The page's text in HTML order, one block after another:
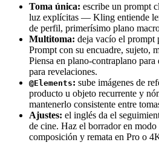
Toma única: escribe un prompt
luz explícitas — Kling entiende
de perfil, primerísimo plano
Multitoma: deja vacío el prompt
Prompt con su encuadre, sujeto,
Piensa en plano-contraplano
para revelaciones.
@Elements: sube imágenes de
producto u objeto recurrente y
mantenerlo consistente entre
Ajustes: el inglés da el
de cine. Haz el borrador en
composición y remata en Pro o